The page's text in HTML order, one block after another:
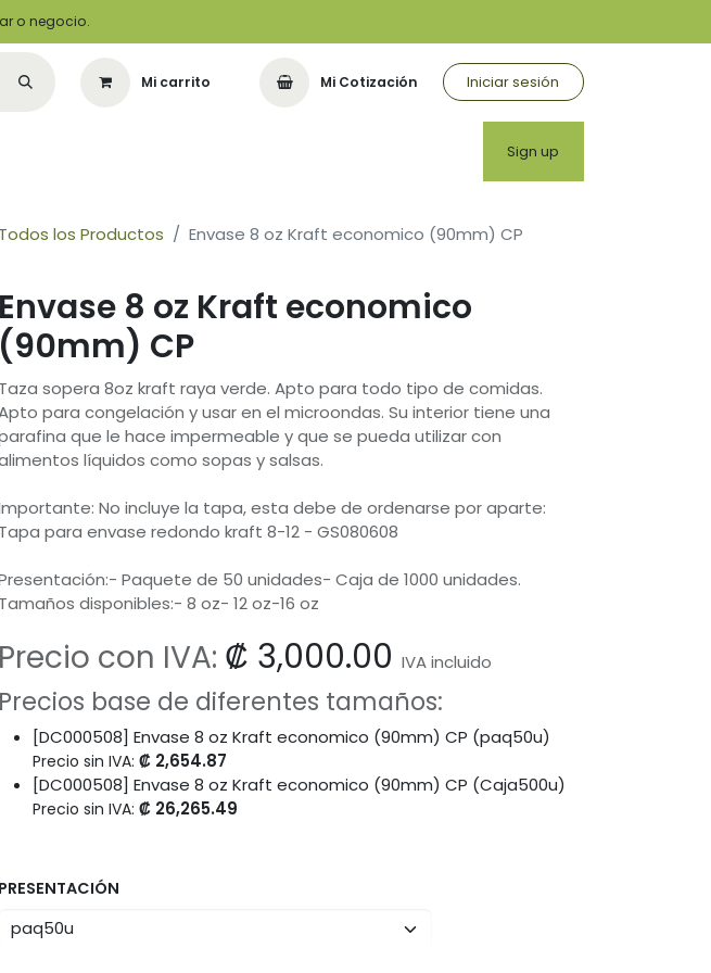
o negocio.
Mi carrito Mi Cotización Iniciar sesión
Sign up
Todos los Productos Envase 8 oz Kraft economico (90mm) CP
Envase 8 oz Kraft economico
(90mm) CP
Taza sopera 8oz kraft raya verde. Apto para todo tipo de comidas.
para congelación y usar en el microondas. Su interior tiene una
que le hace impermeable y que se pueda utilizar con
líquidos como sopas y salsas.
No incluye la tapa, esta debe de ordenarse por aparte:
Tapa para envase redondo kraft 8-12 - GS080608
Paquete de 50 unidades- Caja de 1000 unidades.
Tamaños disponibles:- 8 oz- 12 oz-16 oz
Precio con IVA: ₡ 3,000.00 IVA incluido
Precios base de diferentes tamaños:
[DC000508] Envase 8 oz Kraft economico (90mm) CP (paq50u)
Precio sin IVA: ₡ 2,654.87
[DC000508] Envase 8 oz Kraft economico (90mm) CP (Caja500u)
Precio sin IVA: ₡ 26,265.49
PRESENTACIÓN